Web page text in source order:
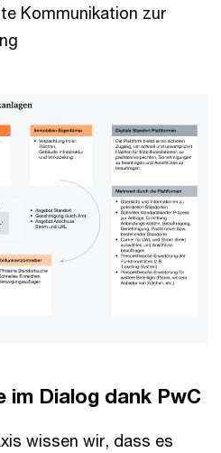
Kommunikation zur
im Dialog dank PwC
wissen wir, dass es